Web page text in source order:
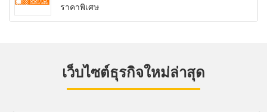
ราคาพิเศษ
เว็บไซต์ธุรกิจใหม่ล่าสุด